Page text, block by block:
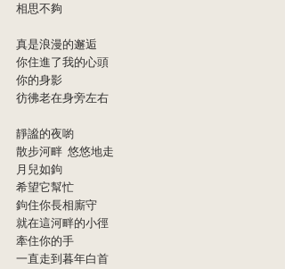
相思不夠
真是浪漫的邂逅
你住進了我的心頭
你的身影
彷彿老在身旁左右
靜謐的夜喲
散步河畔  悠悠地走
月兒如鉤
希望它幫忙
鉤住你長相廝守
就在這河畔的小徑
牽住你的手
一直走到暮年白首